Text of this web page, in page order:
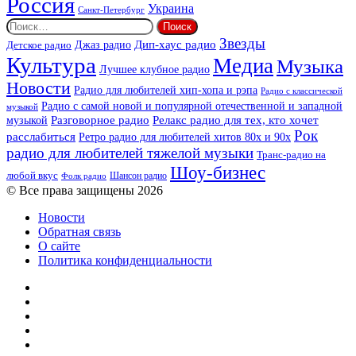
Санкт-Петербург Украина
Найти:
Детское радио Джаз радио Дип-хаус радио Звезды
Культура Лучшее клубное радио МедиаМузыка
Новости Радио для любителей хип-хопа и рэпа Радио с классической
музыкой Радио с самой новой и популярной отечественной и западной
музыкой Разговорное радио Релакс радио для тех, кто хочет
расслабиться Ретро радио для любителей хитов 80х и 90х Рок
радио для любителей тяжелой музыки Транс-радио на
любой вкус Фолк радио Шансон радио Шоу-бизнес
© Все права защищены 2026
Новости
Обратная связь
О сайте
Политика конфиденциальности